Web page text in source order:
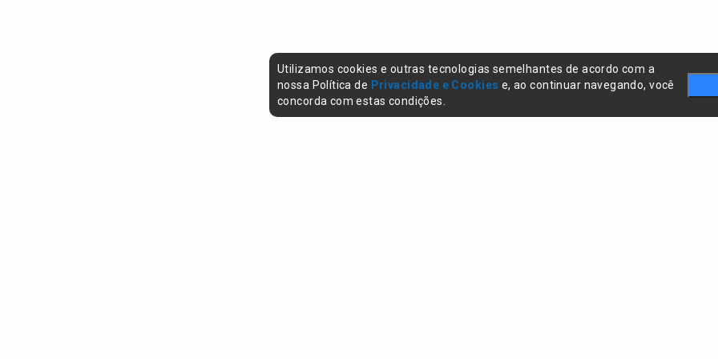
Utilizamos cookies e outras tecnologias semelhantes de acordo com a
nossa Política de Privacidade e Cookies e, ao continuar navegando, você
concorda com estas condições.